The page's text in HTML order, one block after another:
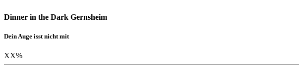
Dinner in the Dark Gernsheim
Dein Auge isst nicht mit
XX%